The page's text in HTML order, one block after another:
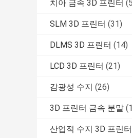
치아 금속 3D 프린터
SLM 3D 프린터 (31)
DLMS 3D 프린터 (14)
LCD 3D 프린터 (21)
감광성 수지 (26)
3D 프린터 금속 분말
산업적 수지 3D 프린터